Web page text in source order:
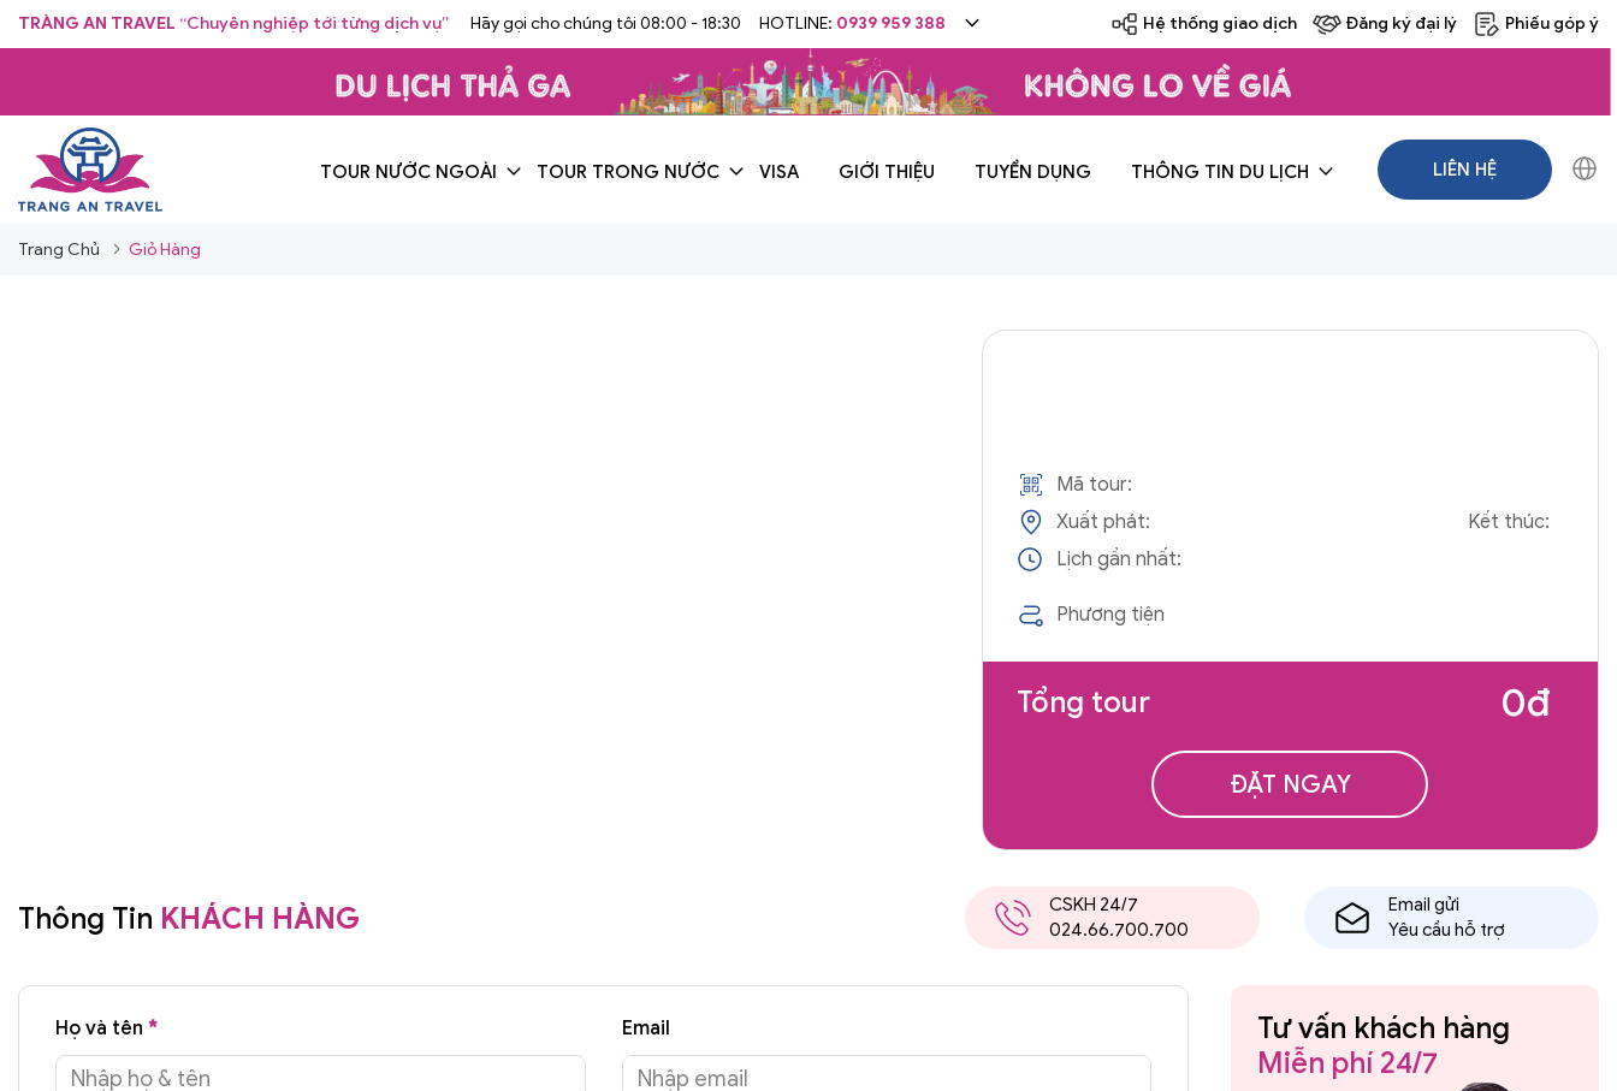
TRÀNG AN TRAVEL “Chuyên nghiệp tới từng dịch vụ” Hãy gọi cho chúng tôi 08:00 - 18:30 HOTLINE: 0939 959 388 Hệ thống giao dịch Đăng ký đại lý Phiếu góp ý
TOUR NƯỚC NGOÀI TOUR TRONG NƯỚC VISA GIỚI THIỆU TUYỂN DỤNG THÔNG TIN DU LỊCH LIÊN HỆ
Trang Chủ Giỏ Hàng
Mã tour:
Xuất phát:
Kết thúc:
Lịch gần nhất:
Phương tiện
Tổng tour 0đ
ĐẶT NGAY
Thông Tin KHÁCH HÀNG
CSKH 24/7
024.66.700.700
Email gửi
Yêu cầu hỗ trợ
Họ và tên * Email
Tư vấn khách hàng
Miễn phí 24/7